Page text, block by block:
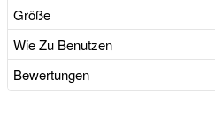
Größe
Wie Zu Benutzen
Bewertungen